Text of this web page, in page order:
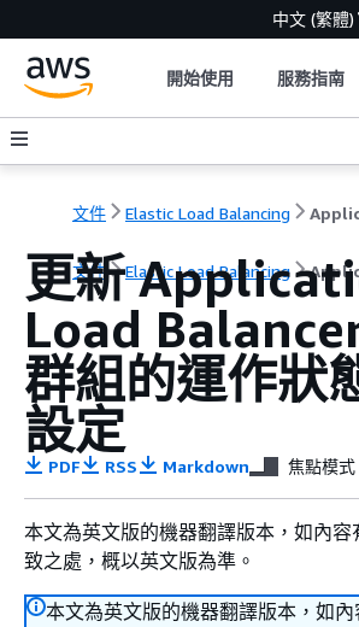
中文 (繁體)
開始使用 服務指南
文件 Elastic Load Balancing
文件 Elastic Load Balancing
更新
Load
群組的運作狀
設定
PDF RSS Markdown 焦點模式
本文為英文版的機器翻譯版本，如內
致之處，概以英文版為準。
本文為英文版的機器翻譯版本，如